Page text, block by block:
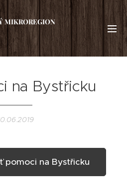
MIKROREGION
na Bystřicku
pomoci na Bystřicku